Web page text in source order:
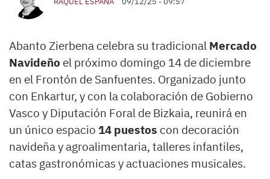
Abanto Zierbena celebra su tradicional Mercado
Navideño el próximo domingo 14 de diciembre
en el Frontón de Sanfuentes. Organizado junto
con Enkartur, y con la colaboración de Gobierno
Vasco y Diputación Foral de Bizkaia, reunirá en
un único espacio 14 puestos con decoración
navideña y agroalimentaria, talleres infantiles,
catas gastronómicas y actuaciones musicales.